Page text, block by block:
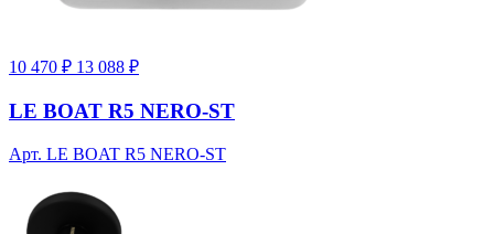
10 470 ₽ 13 088 ₽
LE BOAT R5 NERO-ST
Арт. LE BOAT R5 NERO-ST